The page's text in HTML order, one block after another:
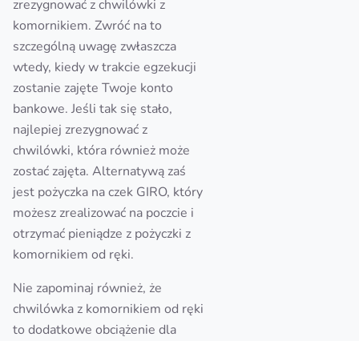
zrezygnować z chwilówki z
komornikiem. Zwróć na to
szczególną uwagę zwłaszcza
wtedy, kiedy w trakcie egzekucji
zostanie zajęte Twoje konto
bankowe. Jeśli tak się stało,
najlepiej zrezygnować z
chwilówki, która również może
zostać zajęta. Alternatywą zaś
jest pożyczka na czek GIRO, który
możesz zrealizować na poczcie i
otrzymać pieniądze z pożyczki z
komornikiem od ręki.
Nie zapominaj również, że
chwilówka z komornikiem od ręki
to dodatkowe obciążenie dla